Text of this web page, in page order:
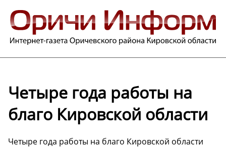
Четыре года работы на
благо Кировской области
Четыре года работы на благо Кировской области